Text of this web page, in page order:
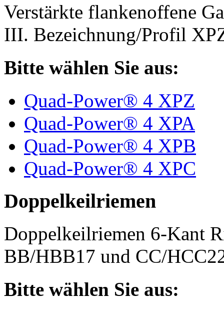
Verstärkte flankenoffene
III. Bezeichnung/Profil
Bitte wählen Sie aus:
Quad-Power® 4 XPZ
Quad-Power® 4 XPA
Quad-Power® 4 XPB
Quad-Power® 4 XPC
Doppelkeilriemen
Doppelkeilriemen 6-Kant
BB/HBB17 und CC/
Bitte wählen Sie aus: